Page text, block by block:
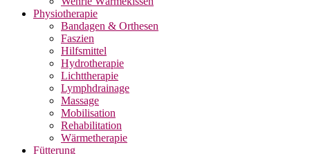
Physiotherapie
Bandagen & Orthesen
Faszien
Hilfsmittel
Hydrotherapie
Lichttherapie
Lymphdrainage
Massage
Mobilisation
Rehabilitation
Wärmetherapie
Fütterung